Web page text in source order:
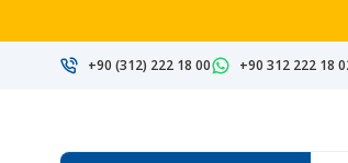
+90 (312) 222 18 00 +90 312 222 18